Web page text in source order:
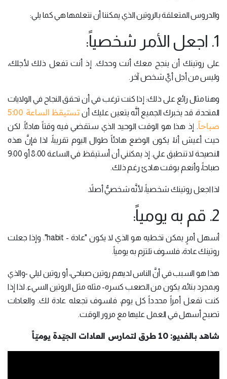
والدروس المتعلقة بالروتين الذي يمكننا أن نتعلمها هي كما يلي:
1. اجعل الأمر شخصياً:
على روتينك أن ينجح معك أنت وحدك. إذ أنت تفعل ذلك لأجلك،
وليس من أجل أيِّ شخص آخر.
وهنا مثال رائع على ذلك: إذا كنت ترغب في أن تحقق النجاح في الولايات
المتحدة، قد يخبرك الجميع أنَّه يتعين عليك أن
تستيقظ الساعة 5:00
صباحاً. إذ هذا هو الوقت الوحيد الذي ستقضي فيه وقتاً هادئاً. لكن
حيث أعيش أنا، يكون الوضع هادئاً طوال اليوم تقريباً، لذا فإنَّ هذه
النصيحة لا تنطبق علي. إذ يمكنني أن أستيقظ في الساعة 8:00 أو 9:00
صباحاً، وأنعم بوقت هادئ رغم ذلك.
لذا اجعل روتينك شخصياً، لأنَّه شخصيٌّ أصلاً.
2. قم به يومياً:
أسهل أمرٍ يمكن تخطيه هو الذي لا يكون "عادة - habit". وإذا جعلت
روتينك عادة، فلسوف تلتزم به يومياً.
هذا هو السبب في أنَّ الناس لديهم روتين صباحي، أو روتين ليلي -والذي
وبمجرد بنائه، يكون من الصعب كسره- مثله مثل الروتين السيء. لذا إذا
كنت تفعل أمراً محدداً كل يوم، فلسوف تجعله عادة لك. والعادات
تصبح أسهل في العمل عليها مع مرور الوقت.
شاهد بالفديو: 10 طرق لتمارس العادات الجيّدة يوميّاً